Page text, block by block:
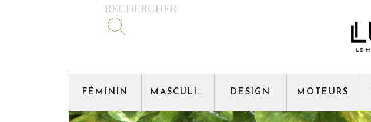
RECHERCHER
FÉMININ MASCULIN DESIGN MOTEURS